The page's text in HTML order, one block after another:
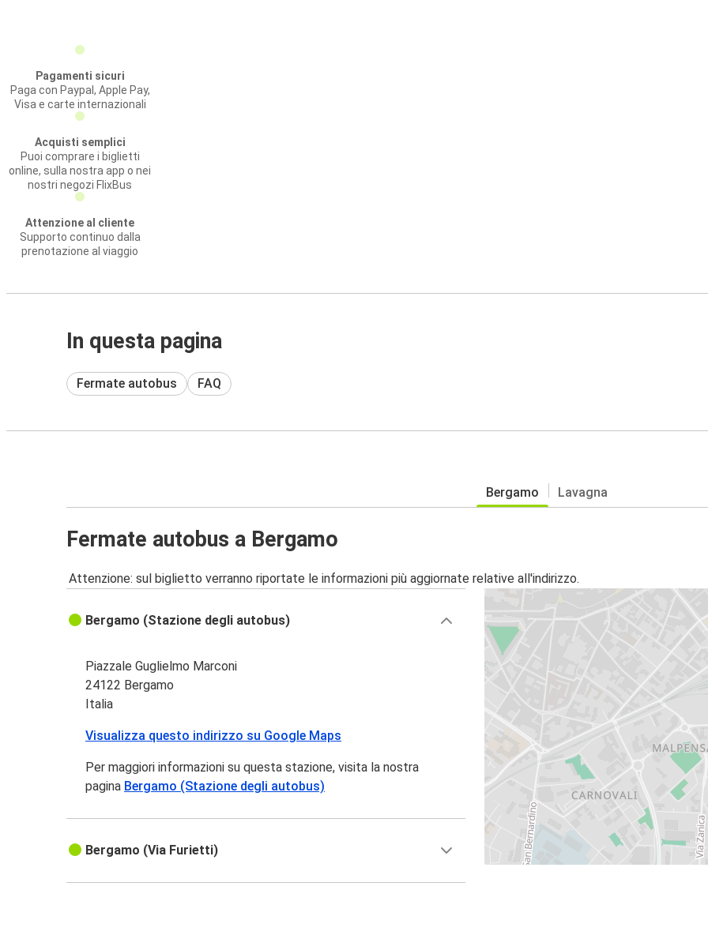
Pagamenti sicuri
Paga con Paypal, Apple Pay,
Visa e carte internazionali
Acquisti semplici
Puoi comprare i biglietti
online, sulla nostra app o nei
nostri negozi FlixBus
Attenzione al cliente
Supporto continuo dalla
prenotazione al viaggio
In questa pagina
Fermate autobus FAQ
Bergamo Lavagna
Fermate autobus a Bergamo
Attenzione: sul biglietto verranno riportate le informazioni più aggiornate relative all'indirizzo.
Bergamo (Stazione degli autobus)
Piazzale Guglielmo Marconi
24122 Bergamo
Italia
Visualizza questo indirizzo su Google Maps
Per maggiori informazioni su questa stazione, visita la nostra
pagina Bergamo (Stazione degli autobus)
Bergamo (Via Furietti)